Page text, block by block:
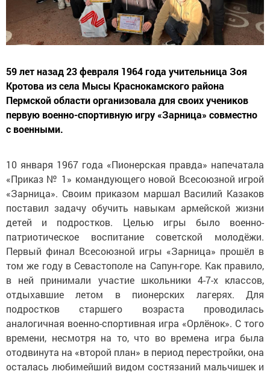
59 лет назад 23 февраля 1964 года учительница Зоя
Кротова из села Мысы Краснокамского района
Пермской области организовала для своих учеников
первую военно-спортивную игру «Зарница» совместно
с военными.
10 января 1967 года «Пионерская правда» напечатала
«Приказ № 1» командующего новой Всесоюзной игрой
«Зарница». Своим приказом маршал Василий Казаков
поставил задачу обучить навыкам армейской жизни
детей и подростков. Целью игры было военно-
патриотическое воспитание советской молодёжи.
Первый финал Всесоюзной игры «Зарница» прошёл в
том же году в Севастополе на Сапун-горе. Как правило,
в ней принимали участие школьники 4-7-х классов,
отдыхавшие летом в пионерских лагерях. Для
подростков старшего возраста проводилась
аналогичная военно-спортивная игра «Орлёнок». С того
времени, несмотря на то, что во времена игра была
отодвинута на «второй план» в период перестройки, она
осталась любимейший видом состязаний мальчишек и